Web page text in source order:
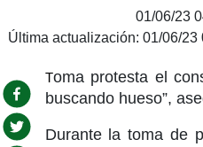
01/06/23
Última actualización: 01/06/23
Toma protesta el
buscando hueso”,
Durante la toma de